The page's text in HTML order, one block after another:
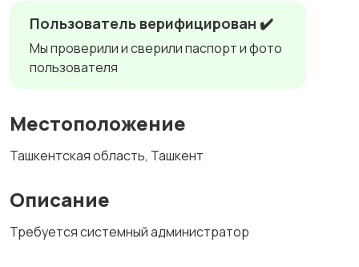
Пользователь верифицирован ✔️
Мы проверили и сверили паспорт и фото
пользователя
Местоположение
Ташкентская область, Ташкент
Описание
Требуется системный администратор